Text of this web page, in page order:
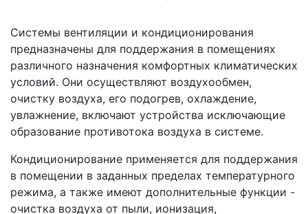
Системы вентиляции и кондиционирования
предназначены для поддержания в помещениях
различного назначения комфортных климатических
условий. Они осуществляют воздухообмен,
очистку воздуха, его подогрев, охлаждение,
увлажнение, включают устройства исключающие
образование противотока воздуха в системе.
Кондиционирование применяется для поддержания
в помещении в заданных пределах температурного
режима, а также имеют дополнительные функции -
очистка воздуха от пыли, ионизация,